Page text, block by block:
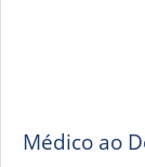
Médico ao